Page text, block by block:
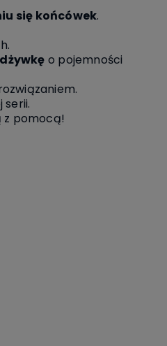
się końcówek.
o pojemności
z pomocą!